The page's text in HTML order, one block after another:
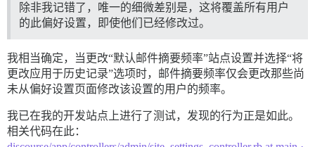
除非我记错了，唯一的细微差别是，这将覆盖所有用户
的此偏好设置，即使他们已经修改过。
我相当确定，当更改“默认邮件摘要频率”站点设置并选择“将
更改应用于历史记录”选项时，邮件摘要频率仅会更改那些尚
未从偏好设置页面修改该设置的用户的频率。
我已在我的开发站点上进行了测试，发现的行为正是如此。
相关代码在此：